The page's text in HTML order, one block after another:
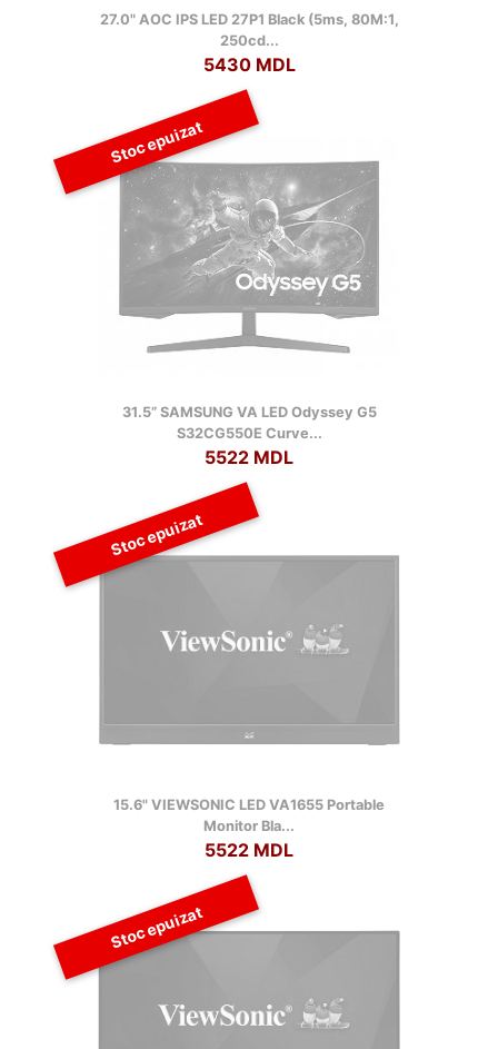
27.0" AOC IPS LED 27P1 Black (5ms, 80M:1,
250cd...
5430 MDL
Stoc epuizat
31.5” SAMSUNG VA LED Odyssey G5
S32CG550E Curve...
5522 MDL
Stoc epuizat
15.6" VIEWSONIC LED VA1655 Portable
Monitor Bla...
5522 MDL
Stoc epuizat